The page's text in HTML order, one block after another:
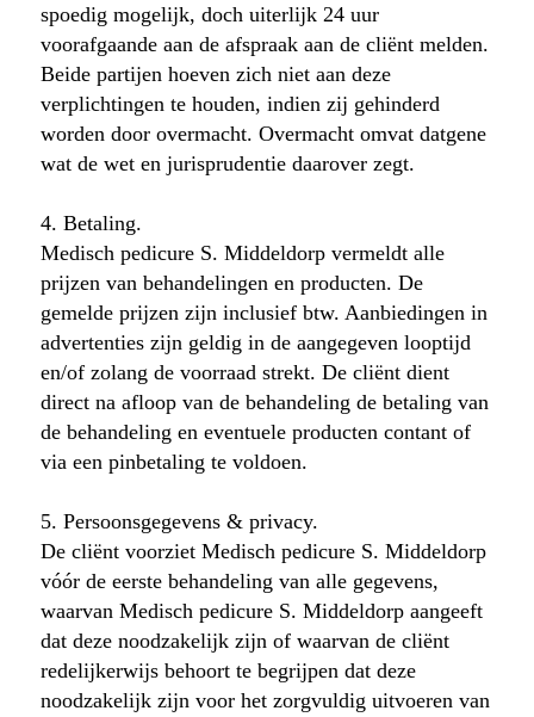
spoedig mogelijk, doch uiterlijk 24 uur
voorafgaande aan de afspraak aan de cliënt melden.
Beide partijen hoeven zich niet aan deze
verplichtingen te houden, indien zij gehinderd
worden door overmacht. Overmacht omvat datgene
wat de wet en jurisprudentie daarover zegt.
4. Betaling.
Medisch pedicure S. Middeldorp vermeldt alle
prijzen van behandelingen en producten. De
gemelde prijzen zijn inclusief btw. Aanbiedingen in
advertenties zijn geldig in de aangegeven looptijd
en/of zolang de voorraad strekt. De cliënt dient
direct na afloop van de behandeling de betaling van
de behandeling en eventuele producten contant of
via een pinbetaling te voldoen.
5. Persoonsgegevens & privacy.
De cliënt voorziet Medisch pedicure S. Middeldorp
vóór de eerste behandeling van alle gegevens,
waarvan Medisch pedicure S. Middeldorp aangeeft
dat deze noodzakelijk zijn of waarvan de cliënt
redelijkerwijs behoort te begrijpen dat deze
noodzakelijk zijn voor het zorgvuldig uitvoeren van